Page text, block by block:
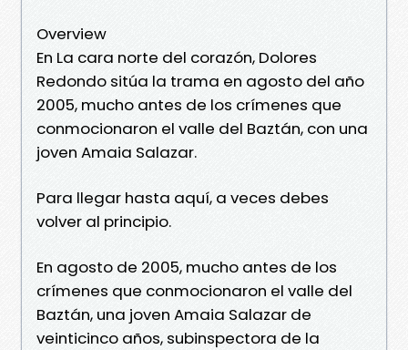
Overview
En La cara norte del corazón, Dolores
Redondo sitúa la trama en agosto del año
2005, mucho antes de los crímenes que
conmocionaron el valle del Baztán, con una
joven Amaia Salazar.
Para llegar hasta aquí, a veces debes
volver al principio.
En agosto de 2005, mucho antes de los
crímenes que conmocionaron el valle del
Baztán, una joven Amaia Salazar de
veinticinco años, subinspectora de la